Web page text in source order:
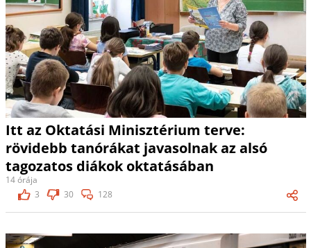
Itt az Oktatási Minisztérium terve:
rövidebb tanórákat javasolnak az alsó
tagozatos diákok oktatásában
14 órája
3
30 128